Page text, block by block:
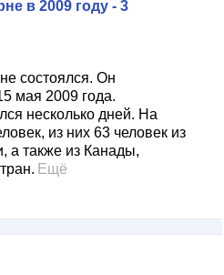
в 2009 году - 3
состоялся. Он
мая 2009 года.
несколько дней. На
из них 63 человек из
а также из Канады,
Ещё